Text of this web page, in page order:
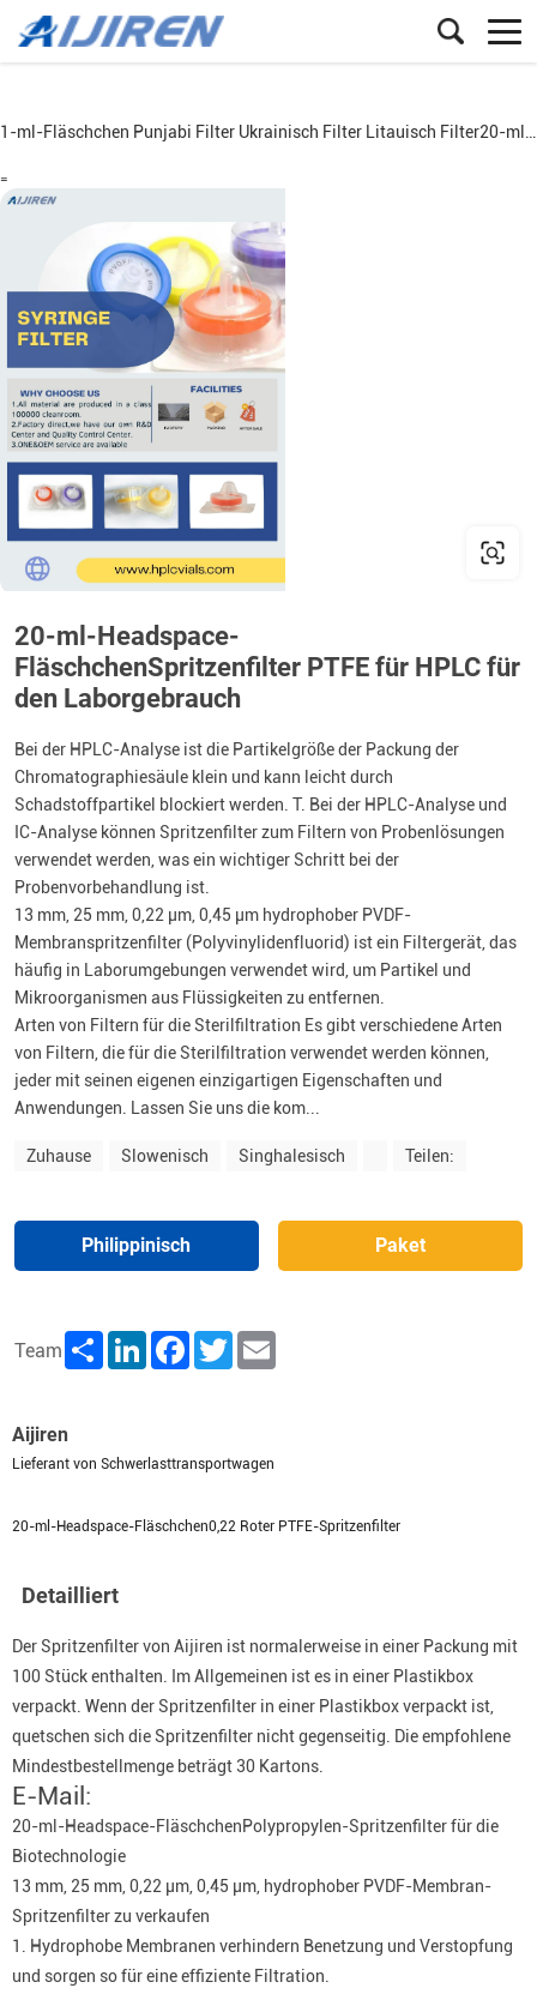
1-ml-Fläschchen Punjabi Filter Ukrainisch Filter Litauisch Filter20-ml-Headspace-FläschchenSpritzenfilter PTFE für HPLC für den Laborgebrauch
=
20-ml-Headspace-
FläschchenSpritzenfilter PTFE für HPLC für
den Laborgebrauch
Bei der HPLC-Analyse ist die Partikelgröße der Packung der
Chromatographiesäule klein und kann leicht durch
Schadstoffpartikel blockiert werden. T. Bei der HPLC-Analyse und
IC-Analyse können Spritzenfilter zum Filtern von Probenlösungen
verwendet werden, was ein wichtiger Schritt bei der
Probenvorbehandlung ist.
13 mm, 25 mm, 0,22 µm, 0,45 µm hydrophober PVDF-
Membranspritzenfilter (Polyvinylidenfluorid) ist ein Filtergerät, das
häufig in Laborumgebungen verwendet wird, um Partikel und
Mikroorganismen aus Flüssigkeiten zu entfernen.
Arten von Filtern für die Sterilfiltration Es gibt verschiedene Arten
von Filtern, die für die Sterilfiltration verwendet werden können,
jeder mit seinen eigenen einzigartigen Eigenschaften und
Anwendungen. Lassen Sie uns die kom...
Zuhause Slowenisch Singhalesisch Teilen:
Philippinisch Paket
Team Share LinkedInFacebookTwitter
Aijiren
Lieferant von Schwerlasttransportwagen
20-ml-Headspace-Fläschchen0,22 Roter PTFE-Spritzenfilter
Detailliert
Der Spritzenfilter von Aijiren ist normalerweise in einer Packung mit
100 Stück enthalten. Im Allgemeinen ist es in einer Plastikbox
verpackt. Wenn der Spritzenfilter in einer Plastikbox verpackt ist,
quetschen sich die Spritzenfilter nicht gegenseitig. Die empfohlene
Mindestbestellmenge beträgt 30 Kartons.
E-Mail:
20-ml-Headspace-FläschchenPolypropylen-Spritzenfilter für die
Biotechnologie
13 mm, 25 mm, 0,22 µm, 0,45 µm, hydrophober PVDF-Membran-
Spritzenfilter zu verkaufen
1. Hydrophobe Membranen verhindern Benetzung und Verstopfung
und sorgen so für eine effiziente Filtration.